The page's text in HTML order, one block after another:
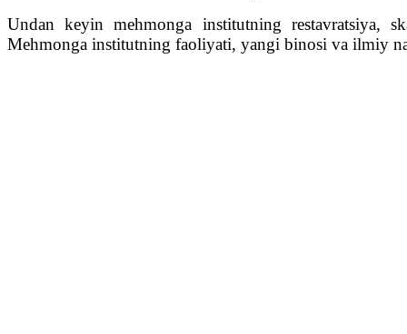
Undan keyin mehmonga institutning restavratsiya,
Mehmonga institutning faoliyati, yangi binosi va ilmiy